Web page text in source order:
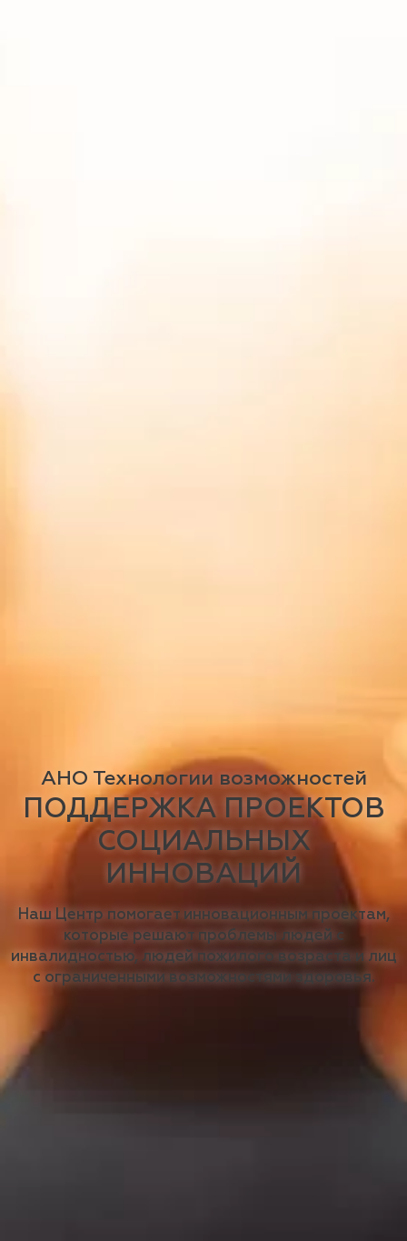
АНО Технологии возможностей
ПОДДЕРЖКА ПРОЕКТОВ
СОЦИАЛЬНЫХ
ИННОВАЦИЙ
Наш Центр помогает инновационным проектам,
которые решают проблемы людей с
инвалидностью, людей пожилого возраста и лиц
с ограниченными возможностями здоровья.